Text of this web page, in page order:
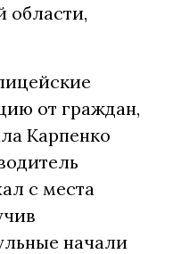
области,
от граждан,
Карпенко
с места
начали